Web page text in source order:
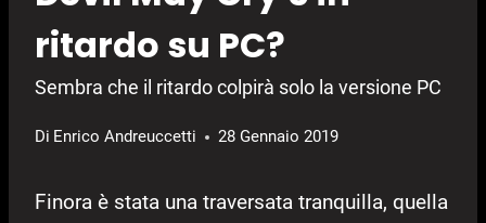
ritardo su PC?
Sembra che il ritardo colpirà solo la versione PC
Di Enrico Andreuccetti 28 Gennaio 2019
Finora è stata una traversata tranquilla, quella